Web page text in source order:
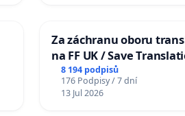
Za záchranu oboru
na FF UK / Save
Studies at the Faculty of
Charles University
8 194 podpisů
176 Podpisy / 7 dní
13 Jul 2026